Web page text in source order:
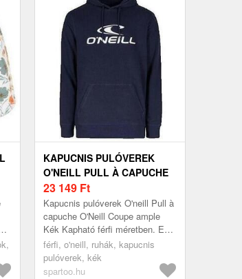
KAPUCNIS PULÓVEREK
O'NEILL PULL À CAPUCHE
O'NEILL COUPE AMPLE
23 149 Ft
Kapucnis pulóverek O'neill Pull à
capuche O'Neill Coupe ample
Kék Kapható férfi méretben. EU
S, EU M, EU L, EU XL Ruhák >
Kapucnis pulóverek
férfi, o'neill, ruhák, kapucnis
pulóverek, kék
spartoo.hu